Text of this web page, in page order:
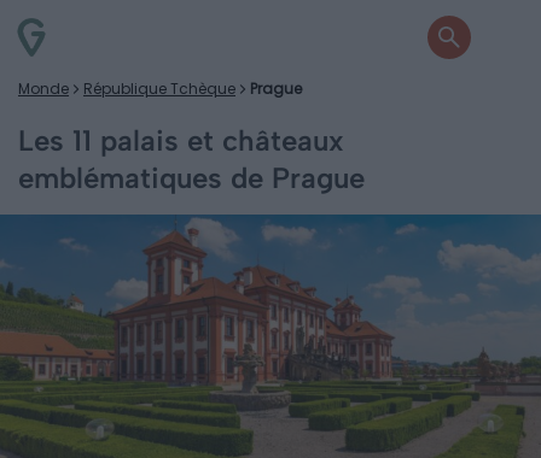
Monde République Tchèque Prague
Les 11 palais et châteaux
emblématiques de Prague